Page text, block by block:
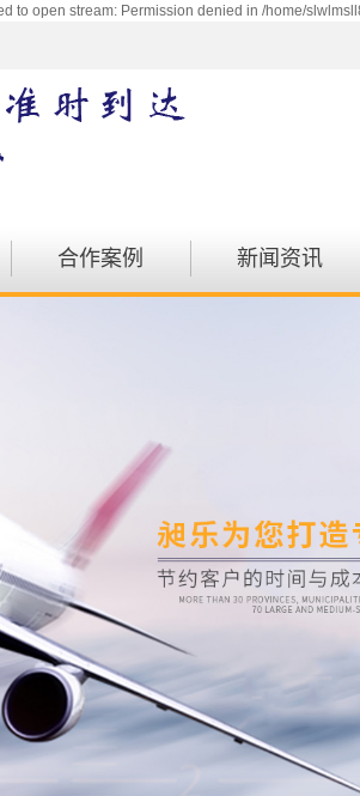
open stream: Permission denied in /home/
合作案例 新闻资讯